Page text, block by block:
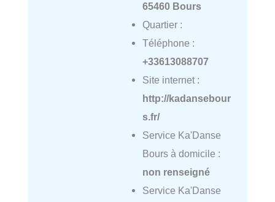
65460 Bours
Quartier :
Téléphone :
+33613088707
Site internet :
http://kadansebour
s.fr/
Service Ka'Danse
Bours à domicile :
non renseigné
Service Ka'Danse